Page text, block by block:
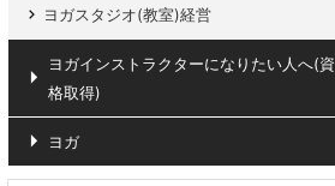
ヨガスタジオ(教室)経営
ヨガインストラクターになりたい人へ(資
格取得)
ヨガ